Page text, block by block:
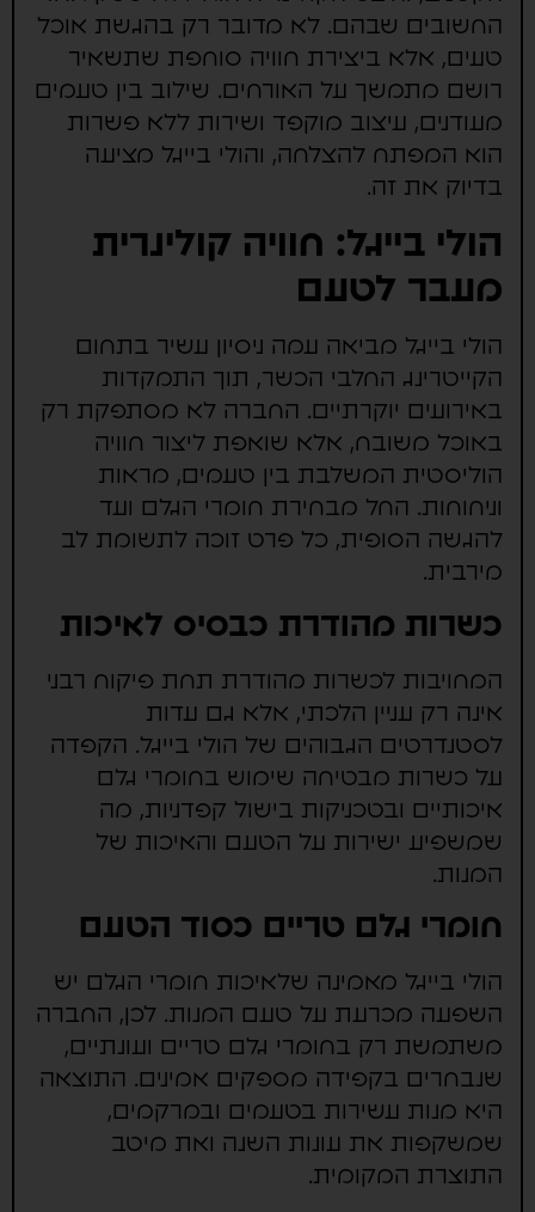
החשובים שבהם. לא מדובר רק בהגשת אוכל
טעים, אלא ביצירת חוויה סוחפת שתשאיר
רושם מתמשך על האורחים. שילוב בין טעמים
מעודנים, עיצוב מוקפד ושירות ללא פשרות
הוא המפתח להצלחה, והולי בייגל מציעה
בדיוק את זה.
הולי בייגל: חוויה קולינרית
מעבר לטעם
הולי בייגל מביאה עמה ניסיון עשיר בתחום
הקייטרינג החלבי הכשר, תוך התמקדות
באירועים יוקרתיים. החברה לא מסתפקת רק
באוכל משובח, אלא שואפת ליצור חוויה
הוליסטית המשלבת בין טעמים, מראות
וניחוחות. החל מבחירת חומרי הגלם ועד
להגשה הסופית, כל פרט זוכה לתשומת לב
מירבית.
כשרות מהודרת כבסיס לאיכות
המחויבות לכשרות מהודרת תחת פיקוח רבני
אינה רק עניין הלכתי, אלא גם עדות
לסטנדרטים הגבוהים של הולי בייגל. הקפדה
על כשרות מבטיחה שימוש בחומרי גלם
איכותיים ובטכניקות בישול קפדניות, מה
שמשפיע ישירות על הטעם והאיכות של
המנות.
חומרי גלם טריים כסוד הטעם
הולי בייגל מאמינה שלאיכות חומרי הגלם יש
השפעה מכרעת על טעם המנות. לכן, החברה
משתמשת רק בחומרי גלם טריים ועונתיים,
שנבחרים בקפידה מספקים אמינים. התוצאה
היא מנות עשירות בטעמים ובמרקמים,
שמשקפות את עונות השנה ואת מיטב
התוצרת המקומית.